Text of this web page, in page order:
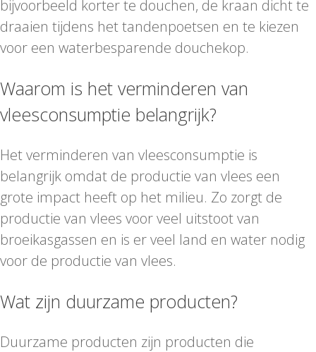
bijvoorbeeld korter te douchen, de kraan dicht te
draaien tijdens het tandenpoetsen en te kiezen
voor een waterbesparende douchekop.
Waarom is het verminderen van
vleesconsumptie belangrijk?
Het verminderen van vleesconsumptie is
belangrijk omdat de productie van vlees een
grote impact heeft op het milieu. Zo zorgt de
productie van vlees voor veel uitstoot van
broeikasgassen en is er veel land en water nodig
voor de productie van vlees.
Wat zijn duurzame producten?
Duurzame producten zijn producten die